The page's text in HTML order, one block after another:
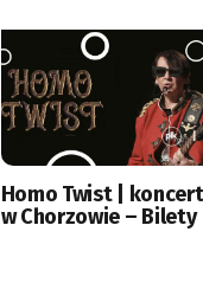
Homo Twist | koncert
w Chorzowie – Bilety